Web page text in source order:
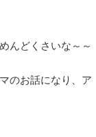
んどくさいな～～
のお話になり、ア